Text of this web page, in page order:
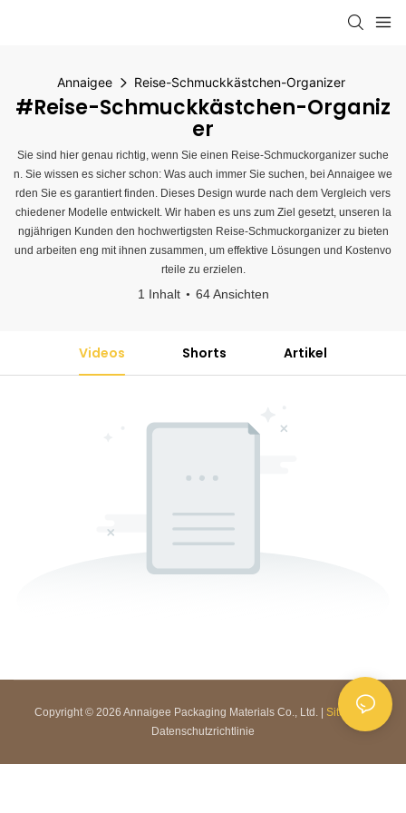
Annaigee Reise-Schmuckkästchen-Organizer
#Reise-Schmuckkästchen-Organiz
Er
Sie sind hier genau richtig, wenn Sie einen Reise-Schmuckorganizer suche
n. Sie wissen es sicher schon: Was auch immer Sie suchen, bei Annaigee we
rden Sie es garantiert finden. Dieses Design wurde nach dem Vergleich vers
chiedener Modelle entwickelt. Wir haben es uns zum Ziel gesetzt, unseren la
ngjährigen Kunden den hochwertigsten Reise-Schmuckorganizer zu bieten
und arbeiten eng mit ihnen zusammen, um effektive Lösungen und Kostenvo
rteile zu erzielen.
1 Inhalt 64 Ansichten
Videos Shorts Artikel
Copyright © 2026 Annaigee Packaging Materials Co., Ltd. | Sitemap|
Datenschutzrichtlinie